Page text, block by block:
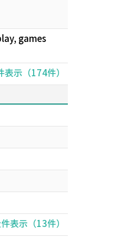
games
表示（174件）
表示（13件）